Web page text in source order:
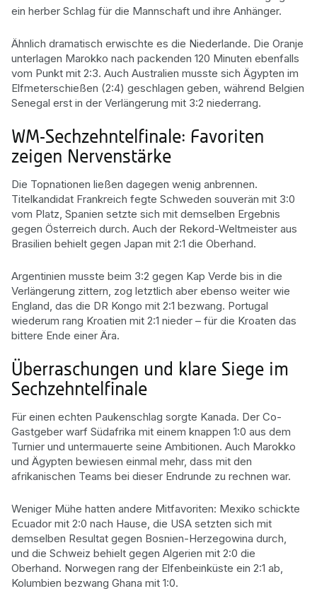
ein herber Schlag für die Mannschaft und ihre Anhänger.
Ähnlich dramatisch erwischte es die Niederlande. Die Oranje
unterlagen Marokko nach packenden 120 Minuten ebenfalls
vom Punkt mit 2:3. Auch Australien musste sich Ägypten im
Elfmeterschießen (2:4) geschlagen geben, während Belgien
Senegal erst in der Verlängerung mit 3:2 niederrang.
WM-Sechzehntelfinale: Favoriten
zeigen Nervenstärke
Die Topnationen ließen dagegen wenig anbrennen.
Titelkandidat Frankreich fegte Schweden souverän mit 3:0
vom Platz, Spanien setzte sich mit demselben Ergebnis
gegen Österreich durch. Auch der Rekord-Weltmeister aus
Brasilien behielt gegen Japan mit 2:1 die Oberhand.
Argentinien musste beim 3:2 gegen Kap Verde bis in die
Verlängerung zittern, zog letztlich aber ebenso weiter wie
England, das die DR Kongo mit 2:1 bezwang. Portugal
wiederum rang Kroatien mit 2:1 nieder – für die Kroaten das
bittere Ende einer Ära.
Überraschungen und klare Siege im
Sechzehntelfinale
Für einen echten Paukenschlag sorgte Kanada. Der Co-
Gastgeber warf Südafrika mit einem knappen 1:0 aus dem
Turnier und untermauerte seine Ambitionen. Auch Marokko
und Ägypten bewiesen einmal mehr, dass mit den
afrikanischen Teams bei dieser Endrunde zu rechnen war.
Weniger Mühe hatten andere Mitfavoriten: Mexiko schickte
Ecuador mit 2:0 nach Hause, die USA setzten sich mit
demselben Resultat gegen Bosnien-Herzegowina durch,
und die Schweiz behielt gegen Algerien mit 2:0 die
Oberhand. Norwegen rang der Elfenbeinküste ein 2:1 ab,
Kolumbien bezwang Ghana mit 1:0.